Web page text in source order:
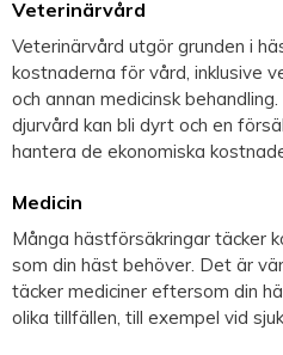
Veterinärvård
Veterinärvård utgör grunden i
kostnaderna för vård, inklusive
och annan medicinsk
djurvård kan bli dyrt och en
hantera de ekonomiska
Medicin
Många hästförsäkringar täcker
som din häst behöver. Det är
täcker mediciner eftersom din
olika tillfällen, till exempel vid